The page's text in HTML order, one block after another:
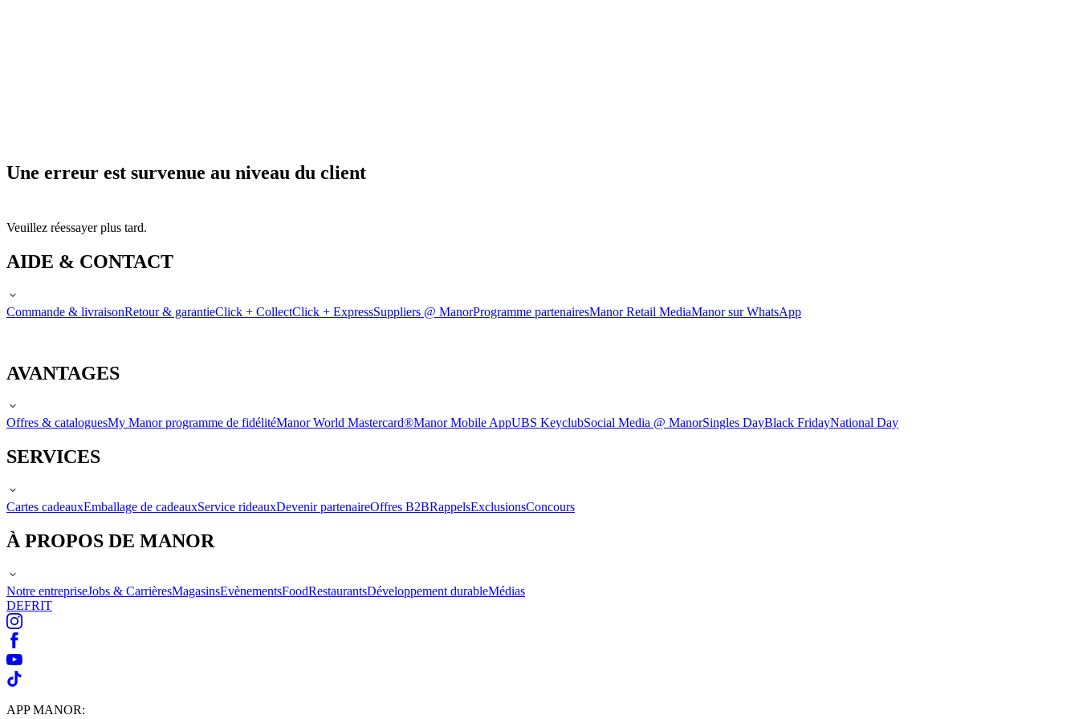
Une erreur est survenue au niveau du client
Veuillez réessayer plus tard.
AIDE & CONTACT
Commande & livraisonRetour & garantieClick + CollectClick + ExpressSuppliers @ ManorProgramme partenairesManor Retail MediaManor sur WhatsApp
AVANTAGES
Offres & cataloguesMy Manor programme de fidélitéManor World Mastercard®Manor Mobile AppUBS KeyclubSocial Media @ ManorSingles DayBlack FridayNational Day
SERVICES
Cartes cadeauxEmballage de cadeauxService rideauxDevenir partenaireOffres B2BRappelsExclusionsConcours
À PROPOS DE MANOR
Notre entrepriseJobs & CarrièresMagasinsEvènementsFoodRestaurantsDéveloppement durableMédias
DEFRIT
APP MANOR: